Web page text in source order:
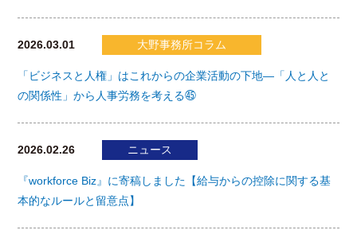
2026.03.01 大野事務所コラム
「ビジネスと人権」はこれからの企業活動の下地―「人と人と
の関係性」から人事労務を考える㊺
2026.02.26 ニュース
『workforce Biz』に寄稿しました【給与からの控除に関する基
本的なルールと留意点】